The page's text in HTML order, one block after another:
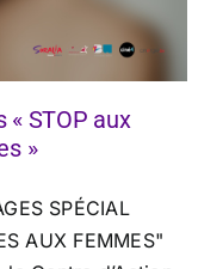
STOP aux
»
SPÉCIAL
AUX FEMMES"